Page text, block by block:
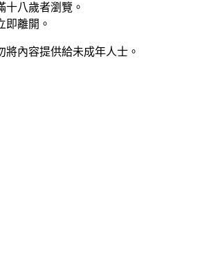
十八歲者瀏覽。
即離開。
將內容提供給未成年人士。